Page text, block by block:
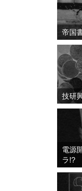
帝国
技研
電源
ラ!?